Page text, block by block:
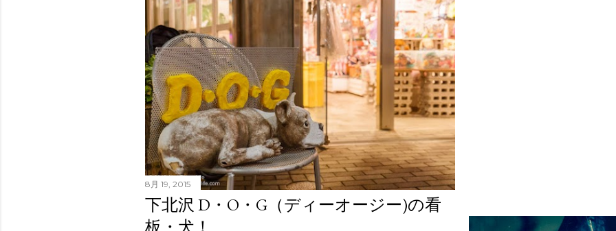
8月 19, 2015
下北沢 D・O・G（ディーオージー)の看
板・犬！